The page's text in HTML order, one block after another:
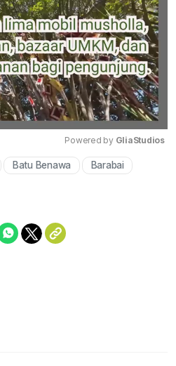
Mute
Powered by GliaStudios
Batu Benawa Barabai